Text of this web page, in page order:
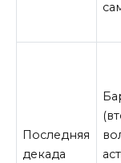
Последняя
декада